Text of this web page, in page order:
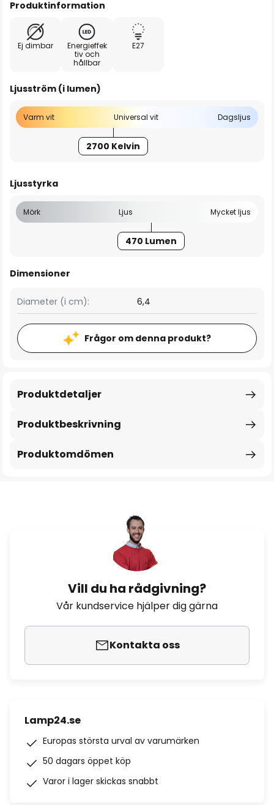
Produktinformation
Ej dimbar
Energieffek
tiv och
hållbar
E27
Ljusström (i lumen)
Varm vit Universal vit Dagsljus
2700 Kelvin
Ljusstyrka
Mörk Ljus Mycket ljus
470 Lumen
Dimensioner
Diameter (i cm): 6,4
Frågor om denna produkt?
Produktbeskrivning
Produktdetaljer
Produktomdömen
Vill du ha rådgivning?
Vår kundservice hjälper dig gärna
Kontakta oss
Lamp24.se
Europas största urval av varumärken
50 dagars öppet köp
Varor i lager skickas snabbt